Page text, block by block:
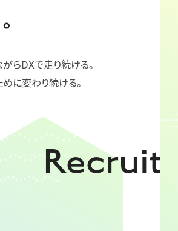
らDXで走り続ける。
に変わり続ける。
Recruit